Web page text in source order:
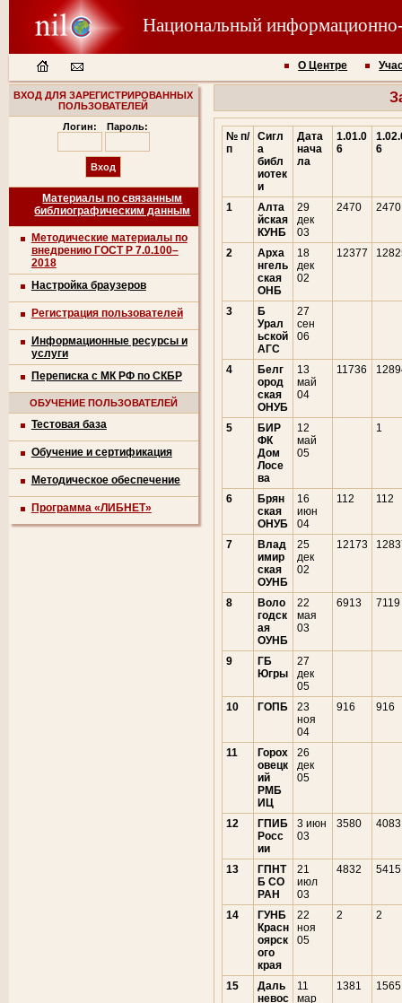
Национальный
О Центре
ВХОД ДЛЯ ЗАРЕГИСТРИРОВАННЫХ
ПОЛЬЗОВАТЕЛЕЙ
Логин:
Пароль:
Материалы по связанным
библиографическим данным
Методические материалы по
внедрению ГОСТ Р 7.0.100–
2018
Настройка браузеров
Регистрация пользователей
Информационные ресурсы и
услуги
Переписка с МК РФ по СКБР
ОБУЧЕНИЕ ПОЛЬЗОВАТЕЛЕЙ
Тестовая база
Обучение и сертификация
Методическое обеспечение
Программа «ЛИБНЕТ»
№ п/
п
Сигл
а
библ
иотек
и
Дата
нача
ла
1.01.0
6
6
1
Алта
йская
КУНБ
29
дек
03
2470 2470
2
Арха
нгель
ская
ОНБ
18
дек
02
12377
3
Б
Урал
ьской
АГС
27
сен
06
4
Белг
ород
ская
ОНУБ
13
май
04
11736
5
БИР
ФК
Дом
Лосе
ва
12
май
05
1
6
Брян
ская
ОНУБ
16
июн
04
112 112
7
Влад
имир
ская
ОУНБ
25
дек
02
12173
8
Воло
годск
ая
ОУНБ
22
мая
03
6913 7119
9
ГБ
Югры
27
дек
05
10
ГОПБ
23
ноя
04
916 916
11
Горох
овецк
ий
РМБ
ИЦ
26
дек
05
12
ГПИБ
Росс
ии
3 июн
03
3580 4083
13
ГПНТ
Б СО
РАН
21
июл
03
4832 5415
14
ГУНБ
Красн
оярск
ого
края
22
ноя
05
2 2
15
Даль
невос
11
мар
1381 1565